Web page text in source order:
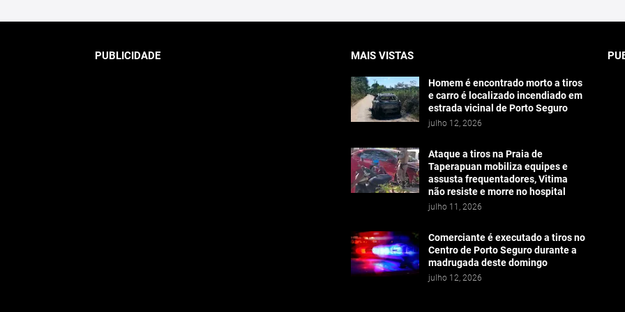
PUBLICIDADE MAIS VISTAS
Homem é encontrado morto a tiros
e carro é localizado incendiado em
estrada vicinal de Porto Seguro
julho 12, 2026
Ataque a tiros na Praia de
Taperapuan mobiliza equipes e
assusta frequentadores, Vitima
não resiste e morre no hospital
julho 11, 2026
Comerciante é executado a tiros no
Centro de Porto Seguro durante a
madrugada deste domingo
julho 12, 2026